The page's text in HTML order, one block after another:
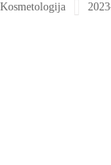
Kosmetologija